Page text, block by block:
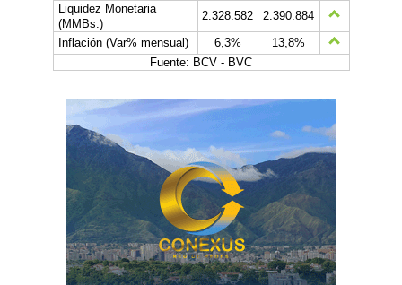
Liquidez Monetaria
(MMBs.)
2.328.582
2.390.884
Inflación (Var% mensual)
6,3%
13,8%
Fuente: BCV - BVC